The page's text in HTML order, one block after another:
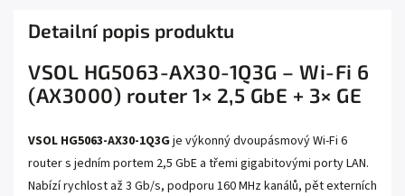
Detailní popis produktu
VSOL HG5063-AX30-1Q3G – Wi-Fi 6
(AX3000) router 1× 2,5 GbE + 3× GE
VSOL HG5063-AX30-1Q3G je výkonný dvoupásmový Wi-Fi 6
router s jedním portem 2,5 GbE a třemi gigabitovými porty LAN.
Nabízí rychlost až 3 Gb/s, podporu 160 MHz kanálů, pět externích